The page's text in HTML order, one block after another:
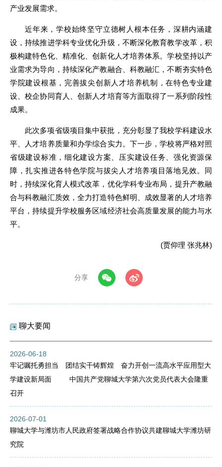
产业发展需求。
近年来，学校始终坚守立德树人根本任务，深耕内涵建
设，持续推进学科专业优化升级，不断深化教育教学改革，积
极构建特色化、精准化、创新化人才培养体系。学校坚持以产
业需求为导向，持续深化产教融合、科教融汇，不断夯实特色
学院建设根基，完善拔尖创新人才培养机制，在特色专业建
设、校企协同育人、创新人才培育等方面取得了一系列阶段性
成果。
此次多项省级项目集中获批，充分彰显了我校学科建设水
平、人才培养质量和办学综合实力。下一步，学校将严格对照
省级建设标准，细化建设方案、压实建设任务、强化资源保
障，扎实推进各特色学院与拔尖人才培养项目落地见效。同
时，持续深化育人模式改革，优化学科专业布局，提升产教融
合与科教融汇质效，全力打造特色鲜明、成效显著的人才培养
平台，持续提升学校服务区域经济社会高质量发展的能力与水
平。
(贾仰理 张兆林)
分享
聊大要闻
2026-06-18
牢记嘱托勇担当 团结实干铸辉煌 奋力开创一流高水平应用型大
学建设新局面 中国共产党聊城大学第六次党员代表大会隆重
召开
2026-07-01
聊城大学与潍坊市人民政府签署战略合作协议共建聊城大学潍坊研
究院